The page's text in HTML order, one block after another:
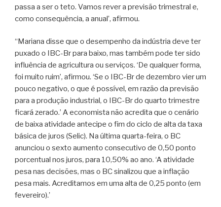
passa a ser o teto. Vamos rever a previsão trimestral e,
como consequência, a anual’, afirmou.
“Mariana disse que o desempenho da indústria deve ter
puxado o IBC-Br para baixo, mas também pode ter sido
influência de agricultura ou serviços. ‘De qualquer forma,
foi muito ruim’, afirmou. ‘Se o IBC-Br de dezembro vier um
pouco negativo, o que é possível, em razão da previsão
para a produção industrial, o IBC-Br do quarto trimestre
ficará zerado.’ A economista não acredita que o cenário
de baixa atividade antecipe o fim do ciclo de alta da taxa
básica de juros (Selic). Na última quarta-feira, o BC
anunciou o sexto aumento consecutivo de 0,50 ponto
porcentual nos juros, para 10,50% ao ano. ‘A atividade
pesa nas decisões, mas o BC sinalizou que a inflação
pesa mais. Acreditamos em uma alta de 0,25 ponto (em
fevereiro).’